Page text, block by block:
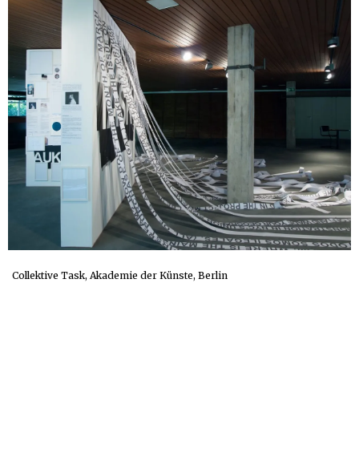
Collektive Task, Akademie der Künste, Berlin